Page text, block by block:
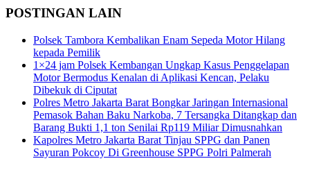
POSTINGAN LAIN
Polsek Tambora Kembalikan Enam Sepeda Motor Hilang
kepada Pemilik
1×24 jam Polsek Kembangan Ungkap Kasus Penggelapan
Motor Bermodus Kenalan di Aplikasi Kencan, Pelaku
Dibekuk di Ciputat
Polres Metro Jakarta Barat Bongkar Jaringan Internasional
Pemasok Bahan Baku Narkoba, 7 Tersangka Ditangkap dan
Barang Bukti 1,1 ton Senilai Rp119 Miliar Dimusnahkan
Kapolres Metro Jakarta Barat Tinjau SPPG dan Panen
Sayuran Pokcoy Di Greenhouse SPPG Polri Palmerah